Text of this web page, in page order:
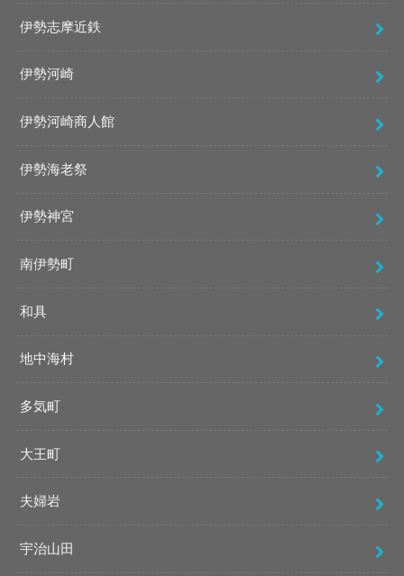
伊勢志摩近鉄
伊勢河崎
伊勢河崎商人館
伊勢海老祭
伊勢神宮
南伊勢町
和具
地中海村
多気町
大王町
夫婦岩
宇治山田